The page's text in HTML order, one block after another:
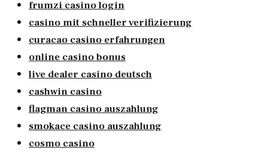
frumzi casino login
casino mit schneller verifizierung
curacao casino erfahrungen
online casino bonus
live dealer casino deutsch
cashwin casino
flagman casino auszahlung
smokace casino auszahlung
cosmo casino